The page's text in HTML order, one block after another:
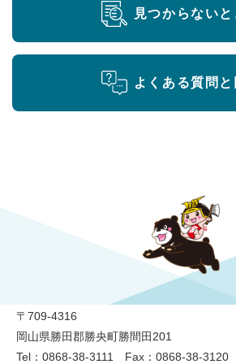
見つからないと
よくある質問と
〒709-4316
岡山県勝田郡勝央町勝間田201
Tel：0868-38-3111 Fax：0868-38-3120